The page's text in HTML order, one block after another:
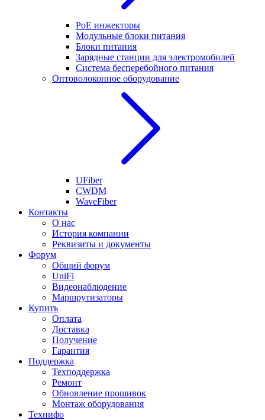
PoE инжекторы
Модульные блоки питания
Блоки питания
Зарядные станции для электромобилей
Система бесперебойного питания
Оптоволоконное оборудование
UFiber
CWDM
WaveFiber
Контакты
О нас
История компании
Реквизиты и документы
Форум
Общий форум
UniFi
Видеонаблюдение
Маршрутизаторы
Купить
Оплата
Доставка
Получение
Гарантия
Поддержка
Техподдержка
Ремонт
Обновление прошивок
Монтаж оборудования
Технифо